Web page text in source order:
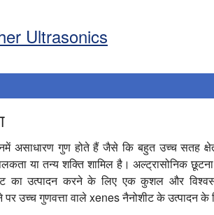
Ultrasonics
असाधारण गुण होते हैं जैसे कि बहुत उच्च सतह
या तन्य शक्ति शामिल है। अल्ट्रासोनिक
का उत्पादन करने के लिए एक कुशल और
उच्च गुणवत्ता वाले xenes नैनोशीट के उत्पादन के